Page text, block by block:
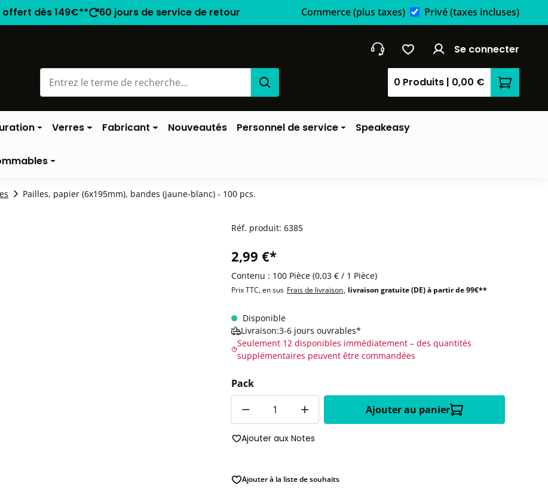
offert dès 149€** 60 jours de service de retour Commerce(plus taxes) Privé(taxes incluses)
Se connecter
0 Produits | 0,00 € Le
Verres Fabricant Nouveautés Personnel de service Speakeasy
Pailles, papier (6x195mm), bandes (jaune-blanc) - 100 pcs.
Réf. produit: 6385
2,99 €*
Contenu : 100 Pièce (0,03 € / 1 Pièce)
Prix TTC, en sus Frais de livraison, livraison gratuite (DE) à partir de 99€**
Disponible
Livraison:3-6 jours ouvrables*
Seulement 12 disponibles immédiatement – des quantités
supplémentaires peuvent être commandées
Pack
Ajouter au panier
Ajouter aux Notes
Ajouter à la liste de souhaits